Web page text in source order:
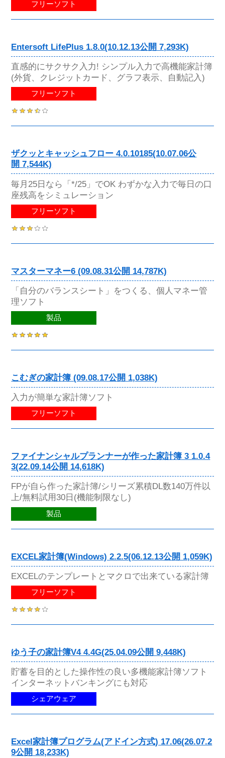
フリーソフト
Entersoft LifePlus 1.8.0(10.12.13公開 7,293K)
直感的にサクサク入力! シンプル入力で高機能家計簿
(外貨、クレジットカード、グラフ表示、自動記入)
フリーソフト
ザクッとキャッシュフロー 4.0.10185(10.07.06公
開 7,544K)
毎月25日なら「*/25」でOK わずかな入力で毎日の口
座残高をシミュレーション
フリーソフト
マスターマネー6 (09.08.31公開 14,787K)
「自分のバランスシート」をつくる、個人マネー管
理ソフト
製品
こむぎの家計簿 (09.08.17公開 1,038K)
入力が簡単な家計簿ソフト
フリーソフト
ファイナンシャルプランナーが作った家計簿 3 1.0.4
3(22.09.14公開 14,618K)
FPが自ら作った家計簿/シリーズ累積DL数140万件以
上/無料試用30日(機能制限なし)
製品
EXCEL家計簿(Windows) 2.2.5(06.12.13公開 1,059K)
EXCELのテンプレートとマクロで出来ている家計簿
フリーソフト
ゆう子の家計簿V4 4.4G(25.04.09公開 9,448K)
貯蓄を目的とした操作性の良い多機能家計簿ソフト
インターネットバンキングにも対応
シェアウェア
Excel家計簿プログラム(アドイン方式) 17.06(26.07.2
9公開 18,233K)